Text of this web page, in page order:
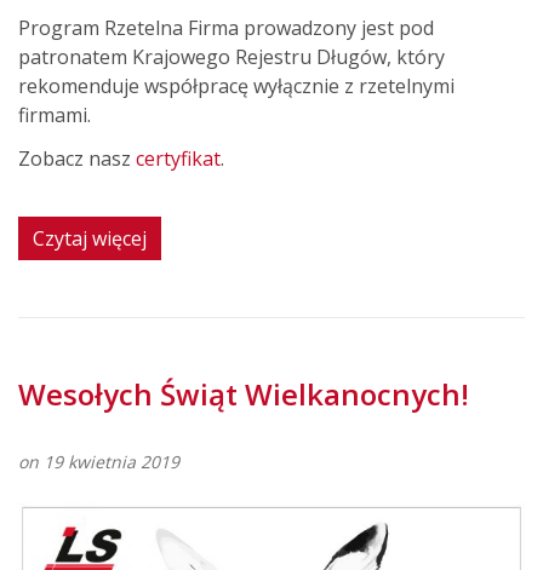
Program Rzetelna Firma prowadzony jest pod
patronatem Krajowego Rejestru Długów, który
rekomenduje współpracę wyłącznie z rzetelnymi
firmami.
Zobacz nasz certyfikat.
Czytaj więcej
Wesołych Świąt Wielkanocnych!
on 19 kwietnia 2019